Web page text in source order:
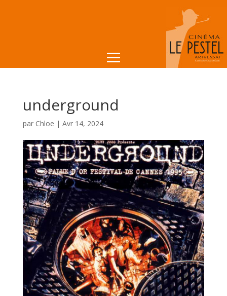
underground
par Chloe | Avr 14, 2024